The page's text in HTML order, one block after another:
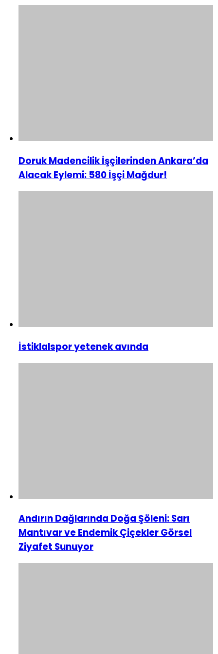
Doruk Madencilik İşçilerinden Ankara’da
Alacak Eylemi: 580 İşçi Mağdur!
İstiklalspor yetenek avında
Andırın Dağlarında Doğa Şöleni: Sarı
Mantıvar ve Endemik Çiçekler Görsel
Ziyafet Sunuyor